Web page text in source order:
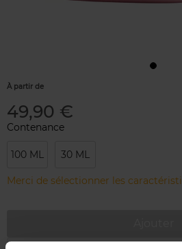
À partir de
49,90 €
Contenance
100 ML 30 ML
Merci de sélectionner les